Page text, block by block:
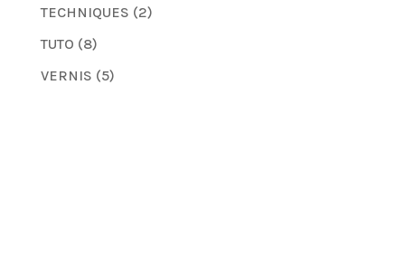
TECHNIQUES (2)
TUTO (8)
VERNIS (5)